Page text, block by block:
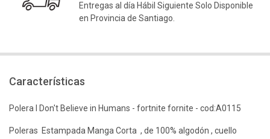
Entregas al día Hábil Siguiente Solo Disponible
en Provincia de Santiago.
Características
Polera I Don't Believe in Humans - fortnite fornite - cod:A0115
Poleras Estampada Manga Corta , de 100% algodón , cuello